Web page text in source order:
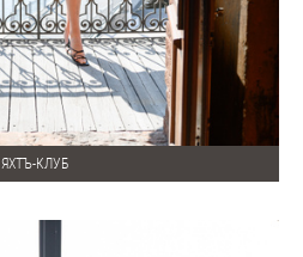
ЯХТЪ-КЛУБ